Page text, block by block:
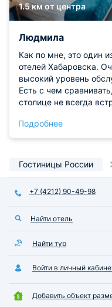
1.5 км от центра
Людмила
Как по мне, это один
отелей Хабаровска.
высокий уровень
Есть с чем
столице не всегда
Интурист в
идеально прибранный
расположение в
туристов. Смело могу
рекомендовать!
Подробнее
Гостиницы России
+7 (4212) 90-49-98
Найти отель
Найти тур
Войти в личный
Добавить объект